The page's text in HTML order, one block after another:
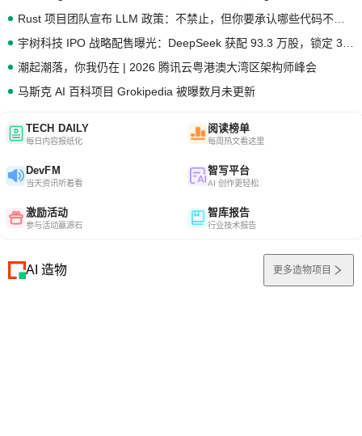
潮起潮落，你我仍在 | 2026 腾讯云粤港澳大湾区架构师峰会
马斯克 AI 百科项目 Grokipedia 被曝数月未更新
TECH DAILY
每日内容报纸化
阅读榜单
每周热文看这里
DevFM
当天资讯听着看
智写平台
AI 创作更轻松
激励活动
参与活动赢源石
智库报告
行业技术报告
AI 造物 更多造物项目